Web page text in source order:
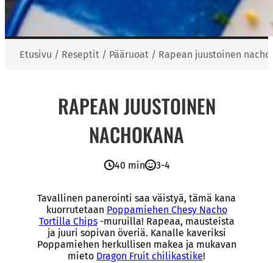
Etusivu / Reseptit / Pääruoat / Rapean juustoinen
RAPEAN JUUSTOINEN
NACHOKANA
40 min 3-4
Tavallinen panerointi saa väistyä, tämä kana
kuorrutetaan Poppamiehen Chesy Nacho
Tortilla Chips-muruilla! Rapeaa, mausteista
ja juuri sopivan överiä. Kanalle kaveriksi
Poppamiehen herkullisen makea ja mukavan
mieto Dragon Fruit chilikastike!